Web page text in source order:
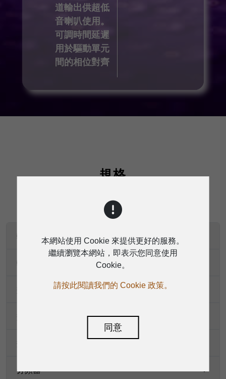
道輸出供超低
音喇叭使用。
可調時間延遲
用於驅動單元
間的相位對齊
規格
輸入
輸出
效能規格
效能（立體聲模式）
效能（單聲道模式）
分頻器
本網站使用 Cookie 來提供更好的服務。
繼續瀏覽本網站，即表示您同意使用
Cookie。
請按此閱讀我們的 Cookie 政策。
同意